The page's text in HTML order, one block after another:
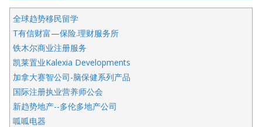
全球趋势移民留学
T有信财富—保险.理财服务所
铁木尔商业注册服务
凯莱置业Kalexia Developments
加拿大赛智公司-脑保健系列产品
国际注册执业营养师公会
新趋势地产--多伦多地产公司
呱呱电器